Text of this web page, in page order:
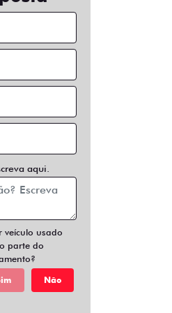
aqui.
veículo usado
parte do
Não